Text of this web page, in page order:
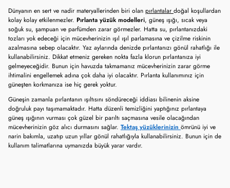
Dünyanın en sert ve nadir materyallerinden biri olan pırlantalar doğal koşullardan
kolay kolay etkilenmezler. Pırlanta yüzük modelleri, güneş ışığı, sıcak veya
soğuk su, şampuan ve parfümden zarar görmezler. Hatta su, pırlantanızdaki
tozları yok edeceği için mücevherinizin ışıl ışıl parlamasına ve çizilme riskinin
azalmasına sebep olacaktır. Yaz aylarında denizde pırlantanızı gönül rahatlığı ile
kullanabilirsiniz. Dikkat etmeniz gereken nokta fazla klorun pırlantanıza iyi
gelmeyeceğidir. Bunun için havuzda takmamanız mücevherinizin zarar görme
ihtimalini engellemek adına çok daha iyi olacaktır. Pırlanta kullanımınız için
güneşten korkmanıza ise hiç gerek yoktur.
Güneşin zamanla pırlantanın ışıltısını söndüreceği iddiası bilinenin aksine
doğruluk payı taşımamaktadır. Hatta düzenli temizliğini yaptığınız pırlantaya
güneş ışığının vurması çok güzel bir parıltı saçmasına vesile olacağından
mücevherinizin göz alıcı durmasını sağlar. Tektaş yüzüklerinizin ömrünü iyi ve
narin bakımla, uzatıp uzun yıllar gönül rahatlığıyla kullanabilirsiniz. Bunun için de
kullanım talimatlarına uymanızda büyük yarar vardır.